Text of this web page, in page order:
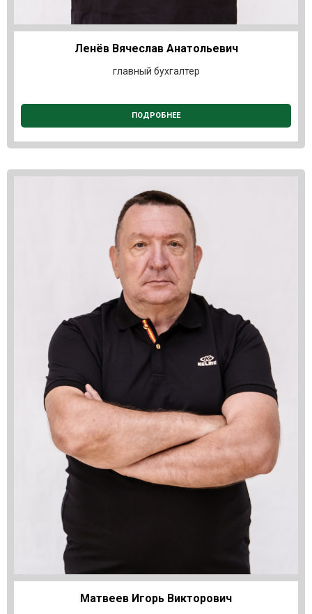
Ленёв Вячеслав Анатольевич
главный бухгалтер
ПОДРОБНЕЕ
Матвеев Игорь Викторович